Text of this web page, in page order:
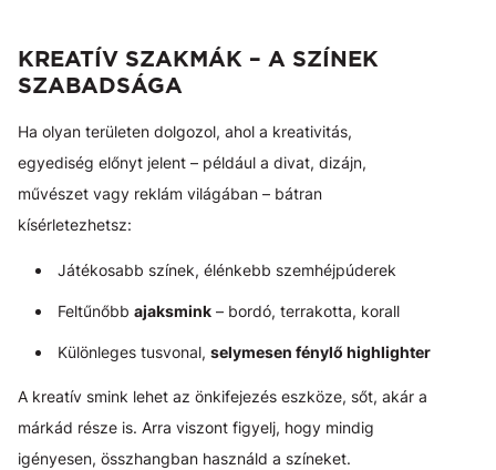
KREATÍV SZAKMÁK – A SZÍNEK
SZABADSÁGA
Ha olyan területen dolgozol, ahol a kreativitás,
egyediség előnyt jelent – például a divat, dizájn,
művészet vagy reklám világában – bátran
kísérletezhetsz:
Játékosabb színek, élénkebb szemhéjpúderek
Feltűnőbb ajaksmink – bordó, terrakotta, korall
Különleges tusvonal, selymesen fénylő highlighter
A kreatív smink lehet az önkifejezés eszköze, sőt, akár a
márkád része is. Arra viszont figyelj, hogy mindig
igényesen, összhangban használd a színeket.